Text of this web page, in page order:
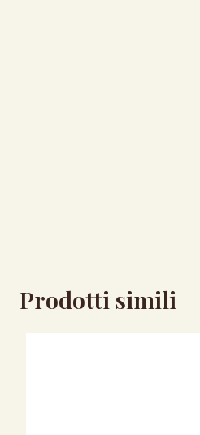
Prodotti simili